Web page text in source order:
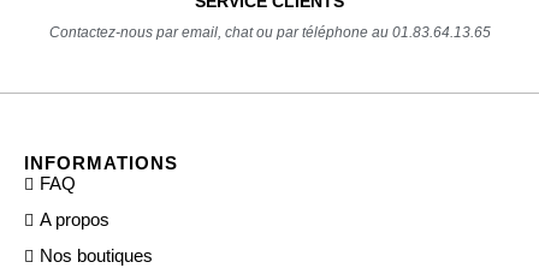
Contactez-nous par email, chat ou par téléphone au 01.83.64.13.65
INFORMATIONS
FAQ
A propos
Nos boutiques